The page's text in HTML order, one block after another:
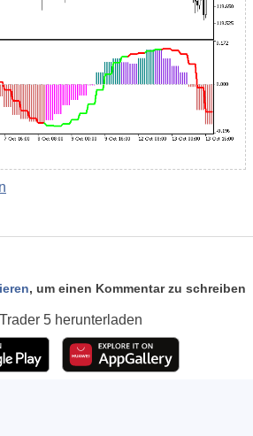
, um einen Kommentar zu schreiben
5herunterladen